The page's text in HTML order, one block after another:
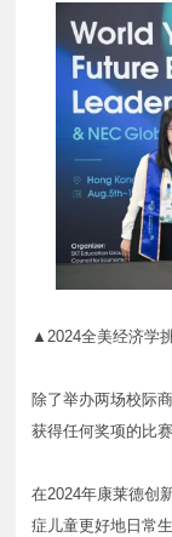
▲2024全美经济学
除了举办两场校际
获得任何奖项的比赛
在2024年康莱德创
症儿童更好地日常